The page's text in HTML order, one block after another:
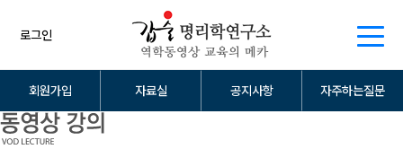
로그인
회원가입 자료실 공지사항 자주하는질문